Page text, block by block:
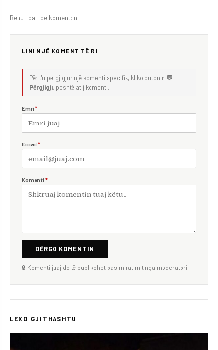
Bëhu i pari që komenton!
LINI NJË KOMENT TË RI
Për t'u përgjigjur një komenti specifik, kliko butonin 💬
Përgjigju poshtë atij komenti.
Emri *
Email *
Komenti *
DËRGO KOMENTIN
🔒 Komenti juaj do të publikohet pas miratimit nga moderatori.
LEXO GJITHASHTU